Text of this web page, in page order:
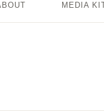
MEDIA